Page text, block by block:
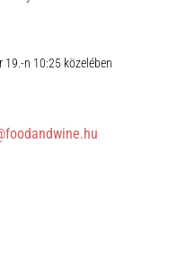
19.-n 10:25 közelében